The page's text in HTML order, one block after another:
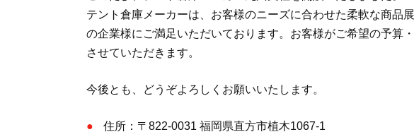
テント倉庫メーカーは、お客様のニーズに合わせた柔軟な商品
の企業様にご満足いただいております。お客様がご希望の予算
させていただきます。
今後とも、どうぞよろしくお願いいたします。
住所：〒822-0031 福岡県直方市植木1067-1